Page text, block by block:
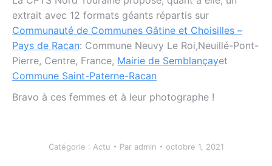
extrait avec 12 formats géants répartis sur
Communauté de Communes Gâtine et Choisilles –
Pays de Racan: Commune Neuvy Le Roi,Neuillé-Pont-
Pierre, Centre, France, Mairie de Semblançayet
Commune Saint-Paterne-Racan
Bravo à ces femmes et à leur photographe !
Catégorie : Actu Par admin octobre 1, 2021